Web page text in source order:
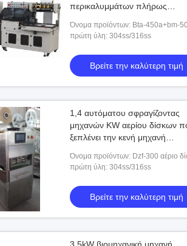
περικαλυμμάτων πλήρως
μηχανή συσκευασίας
Όνομα προϊόντων: Bta-450a+bm-
αυτόματος τύπος Λ συρρικνώνεται τη
πρώτη ύλη: 304ss/316ss
Βρείτε την καλύτερη τιμή
1,4 αυτόματου σφραγίζοντας
μηχανών KW αερίου δίσκων
ξεπλένει την κενή μηχανή
Όνομα προϊόντων: Dzf-300 αέριο
τύπων που ξεπλένει την κενή μηχανή
πρώτη ύλη: 304ss/316ss
Βρείτε την καλύτερη τιμή